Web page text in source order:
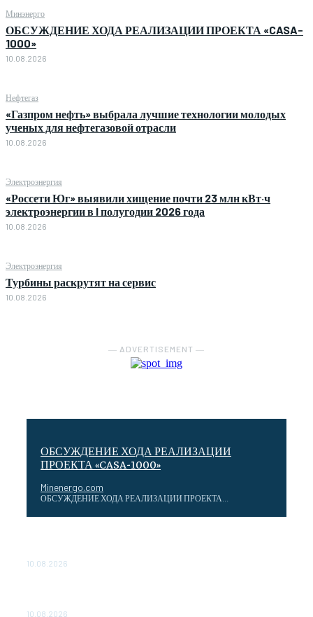
Минэнерго
ОБСУЖДЕНИЕ ХОДА РЕАЛИЗАЦИИ ПРОЕКТА «CASA-
1000»
10.08.2026
Нефтегаз
«Газпром нефть» выбрала лучшие технологии молодых
ученых для нефтегазовой отрасли
10.08.2026
Электроэнергия
«Россети Юг» выявили хищение почти 23 млн кВт·ч
электроэнергии в I полугодии 2026 года
10.08.2026
Электроэнергия
Турбины раскрутят на сервис
10.08.2026
― ADVERTISEMENT ―
ОБСУЖДЕНИЕ ХОДА РЕАЛИЗАЦИИ
ПРОЕКТА «CASA-1000»
Minenergo.com
ОБСУЖДЕНИЕ ХОДА РЕАЛИЗАЦИИ ПРОЕКТА...
10.08.2026
10.08.2026